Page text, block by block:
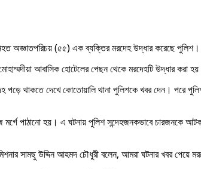
অজ্ঞাতপরিচয় (৫৫) এক ব্যক্তির মরদেহ উদ্ধার করেছে
আবাসিক হোটেলের পেছন থেকে মরদেহটি উদ্ধার করা
পড়ে থাকতে দেখে কোতোয়ালি থানা পুলিশকে খবর দেন।
পাঠানো হয়। এ ঘটনায় পুলিশ সন্দেহজনকভাবে চারজনকে
সামছু উদ্দিন আহমদ চৌধুরী বলেন, আমরা ঘটনার খবর পেয়ে